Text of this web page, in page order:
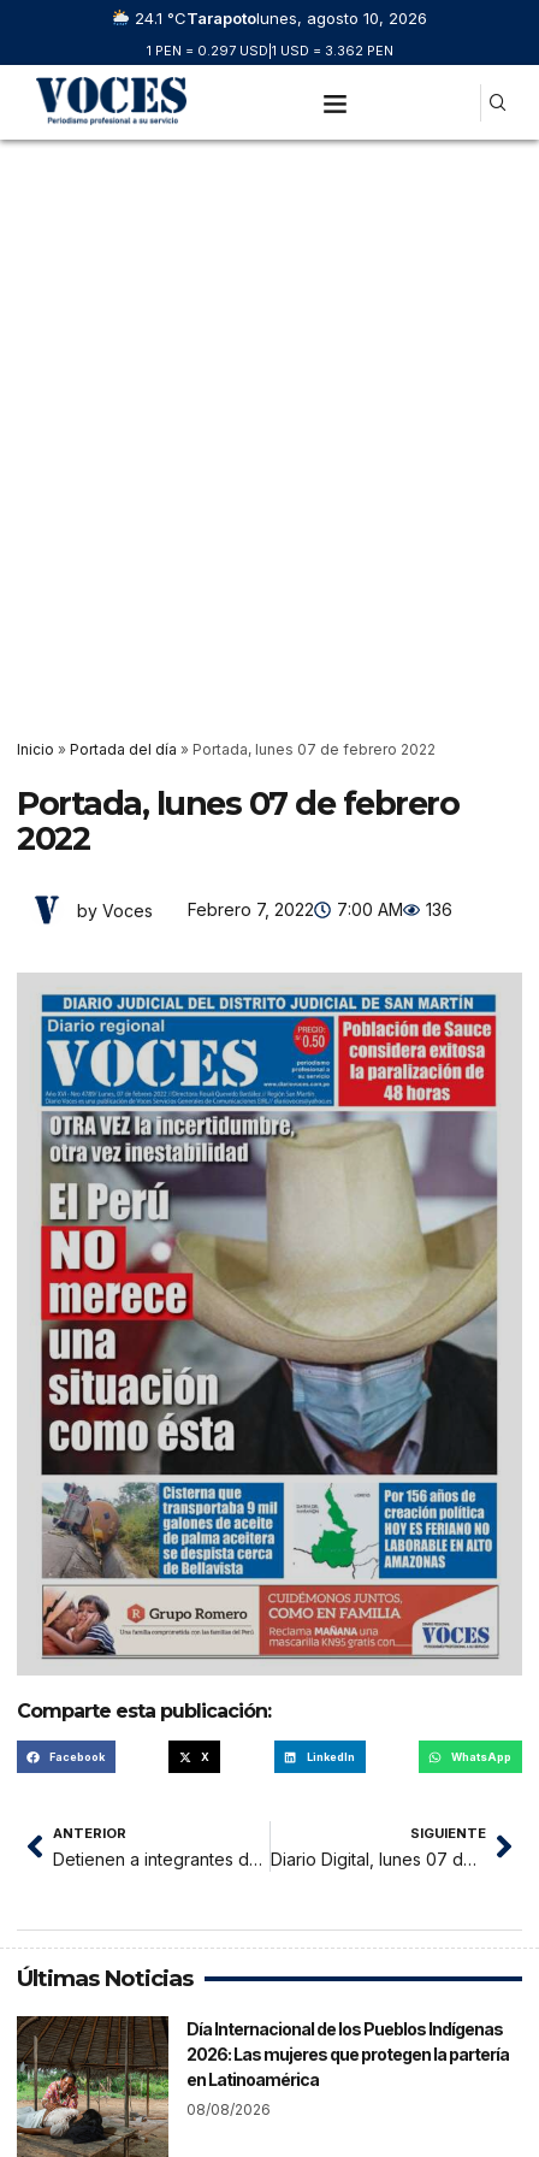
24.1 °CTarapotolunes, agosto 10, 2026
1 PEN = 0.297 USD 1 USD = 3.362 PEN
Inicio » Portada del día » Portada, lunes 07 de febrero 2022
Portada, lunes 07 de febrero
2022
by Voces Febrero 7, 2022 7:00 AM 136
Comparte esta publicación:
Facebook X LinkedIn WhatsApp
ANTERIOR
Detienen a integrantes de organización criminal liderada por un general de la policía nacional
SIGUIENTE
Diario Digital, lunes 07 de febrero 2022
Últimas Noticias
Día Internacional de los Pueblos Indígenas
2026: Las mujeres que protegen la partería
en Latinoamérica
08/08/2026